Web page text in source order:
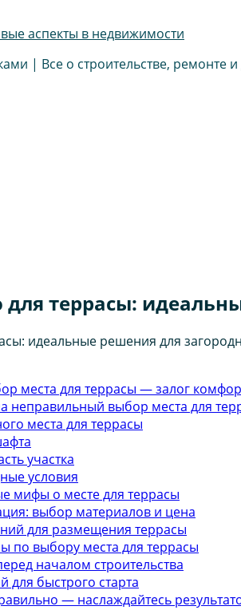
аспекты в недвижимости
| Все о строительстве, ремонте
для террасы:
места для террасы — залог
неправильный выбор места для
места для террасы
участка
условия
мифы о месте для террасы
выбор материалов и цена
для размещения террасы
по выбору места для террасы
началом строительства
для быстрого старта
— наслаждайтесь